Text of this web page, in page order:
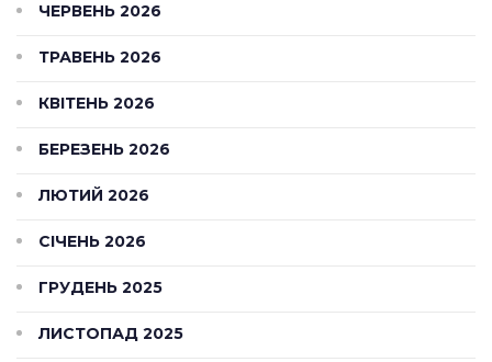
ЧЕРВЕНЬ 2026
ТРАВЕНЬ 2026
КВІТЕНЬ 2026
БЕРЕЗЕНЬ 2026
ЛЮТИЙ 2026
СІЧЕНЬ 2026
ГРУДЕНЬ 2025
ЛИСТОПАД 2025